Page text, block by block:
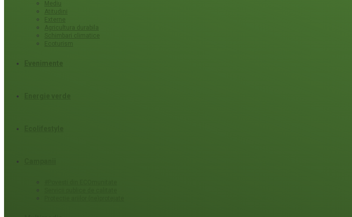
Mediu
Atitudini
Externe
Agricultura durabila
Schimbari climatice
Ecoturism